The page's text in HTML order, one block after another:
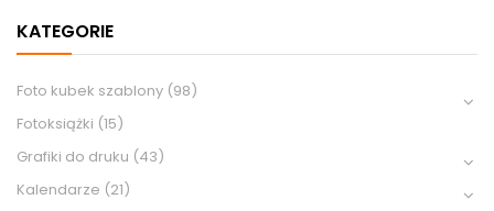
KATEGORIE
Foto kubek szablony (98)
Fotoksiążki (15)
Grafiki do druku (43)
Kalendarze (21)